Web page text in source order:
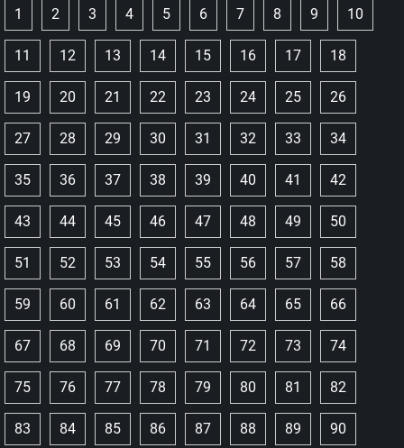
1 2 3 4 5 6 7 8 9 10
11 12 13 14 15 16 17 18
19 20 21 22 23 24 25 26
27 28 29 30 31 32 33 34
35 36 37 38 39 40 41 42
43 44 45 46 47 48 49 50
51 52 53 54 55 56 57 58
59 60 61 62 63 64 65 66
67 68 69 70 71 72 73 74
75 76 77 78 79 80 81 82
83 84 85 86 87 88 89 90